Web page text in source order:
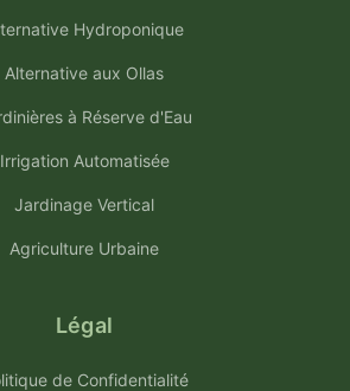
Hydroponique
Alternative aux Ollas
à Réserve d'Eau
Irrigation Automatisée
Jardinage Vertical
Agriculture Urbaine
Légal
de Confidentialité